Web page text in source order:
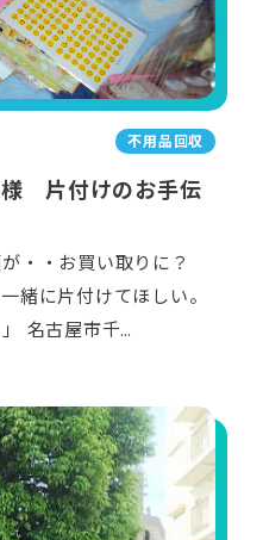
不用品回収
片付けのお手伝
・・お買い取りに？
緒に片付けてほしい。
名古屋市千…